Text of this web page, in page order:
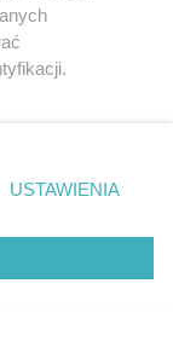
powielany i
sposób (w
polu
w
użycie lub
prawa,
prywatności
zgody
takiemu
tylko
USTAWIENIA